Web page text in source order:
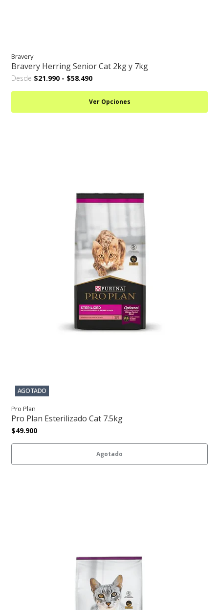
Bravery
Bravery Herring Senior Cat 2kg y 7kg
Desde $21.990 - $58.490
Ver Opciones
AGOTADO
Pro Plan
Pro Plan Esterilizado Cat 7.5kg
$49.900
Agotado